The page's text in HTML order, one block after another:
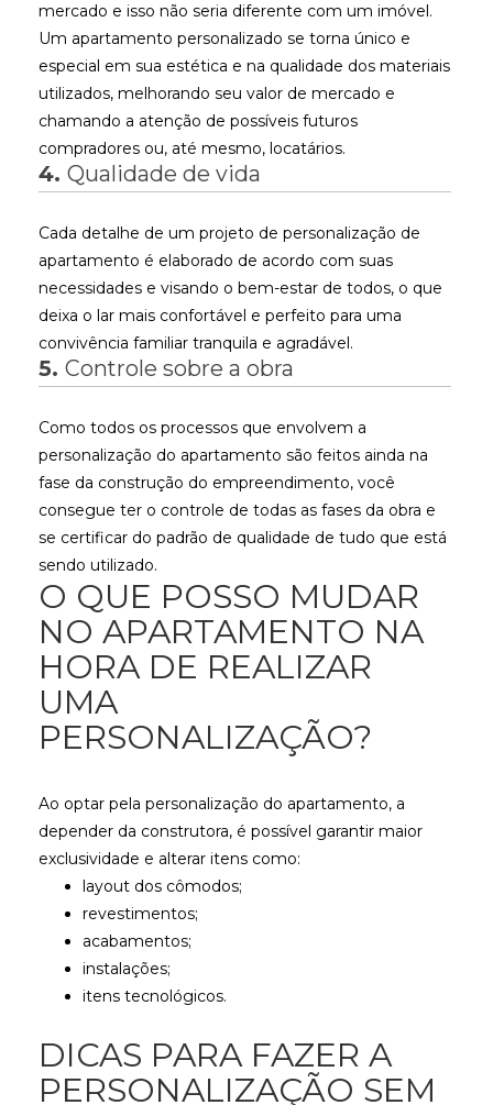
mercado e isso não seria diferente com um imóvel.
Um apartamento personalizado se torna único e
especial em sua estética e na qualidade dos materiais
utilizados, melhorando seu valor de mercado e
chamando a atenção de possíveis futuros
compradores ou, até mesmo, locatários.
4. Qualidade de vida
Cada detalhe de um projeto de personalização de
apartamento é elaborado de acordo com suas
necessidades e visando o bem-estar de todos, o que
deixa o lar mais confortável e perfeito para uma
convivência familiar tranquila e agradável.
5. Controle sobre a obra
Como todos os processos que envolvem a
personalização do apartamento são feitos ainda na
fase da construção do empreendimento, você
consegue ter o controle de todas as fases da obra e
se certificar do padrão de qualidade de tudo que está
sendo utilizado.
O QUE POSSO MUDAR
NO APARTAMENTO NA
HORA DE REALIZAR
UMA
PERSONALIZAÇÃO?
Ao optar pela personalização do apartamento, a
depender da construtora, é possível garantir maior
exclusividade e alterar itens como:
layout dos cômodos;
revestimentos;
acabamentos;
instalações;
itens tecnológicos.
DICAS PARA FAZER A
PERSONALIZAÇÃO SEM